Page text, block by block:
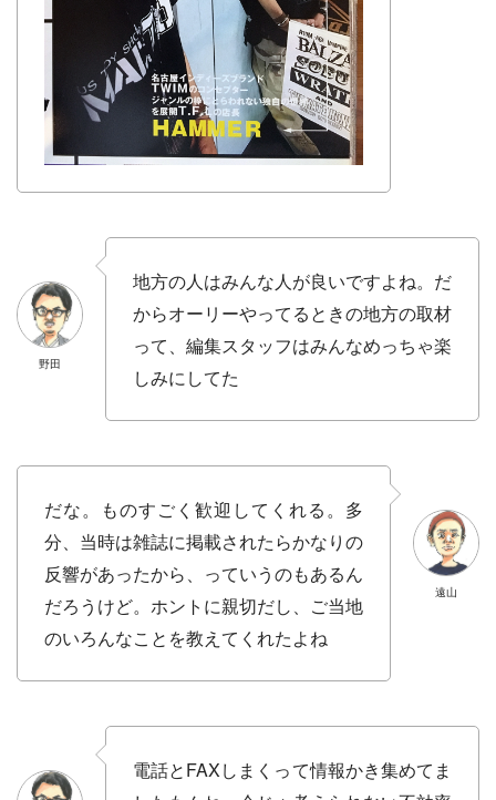
野田
地方の人はみんな人が良いですよね。だ
からオーリーやってるときの地方の取材
って、編集スタッフはみんなめっちゃ楽
しみにしてた
遠山
だな。ものすごく歓迎してくれる。多
分、当時は雑誌に掲載されたらかなりの
反響があったから、っていうのもあるん
だろうけど。ホントに親切だし、ご当地
のいろんなことを教えてくれたよね
電話とFAXしまくって情報かき集めてま